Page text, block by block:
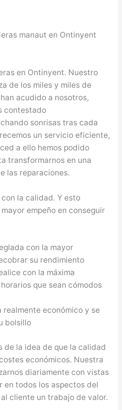
manaut en Ontinyent
en Ontinyent. Nuestro
de los miles y miles de
acudido a nosotros,
contestado
sonrisas tras cada
un servicio eficiente,
a ello hemos podido
transformarnos en una
las reparaciones.
la calidad. Y esto
empeño en conseguir
con la mayor
su rendimiento
con la máxima
que sean cómodos
realmente económico y se
bolsillo
de la idea de que la calidad
económicos. Nuestra
diariamente con vistas
en todos los aspectos del
cliente un trabajo de valor.